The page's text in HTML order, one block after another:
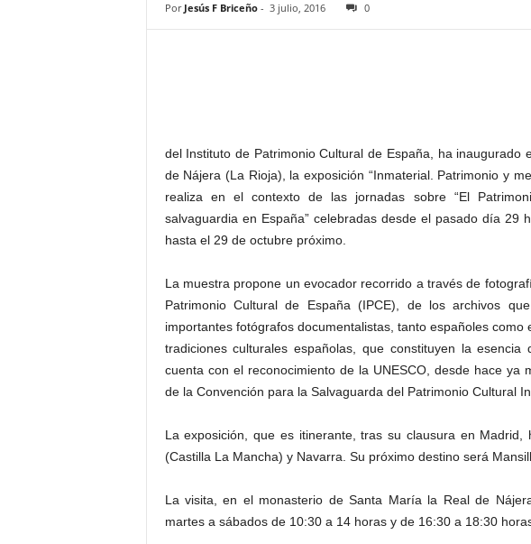
Por Jesús F Briceño- 3 julio, 2016 0
del Instituto de Patrimonio Cultural de España, ha inaugurado
de Nájera (La Rioja), la exposición “Inmaterial. Patrimonio y
realiza en el contexto de las jornadas sobre “El
salvaguardia en España” celebradas desde el pasado día 29
hasta el 29 de octubre próximo.
La muestra propone un evocador recorrido a través de
Patrimonio Cultural de España (IPCE), de los archivos
importantes fotógrafos documentalistas, tanto españoles
tradiciones culturales españolas, que constituyen la esencia
cuenta con el reconocimiento de la UNESCO, desde hace ya
de la Convención para la Salvaguarda del Patrimonio Cultural
La exposición, que es itinerante, tras su clausura en
(Castilla La Mancha) y Navarra. Su próximo destino será
La visita, en el monasterio de Santa María la Real de
martes a sábados de 10:30 a 14 horas y de 16:30 a 18:30